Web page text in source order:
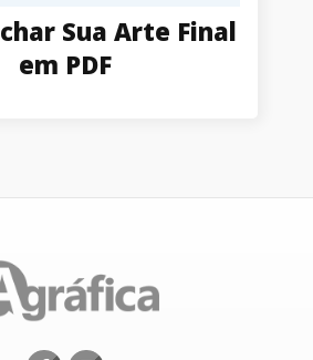
Sua Arte Final
em PDF